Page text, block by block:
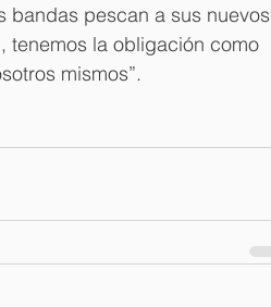
bandas pescan a sus nuevos
tenemos la obligación como
mismos”.